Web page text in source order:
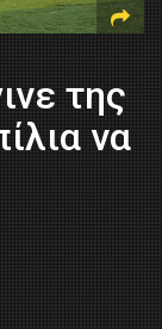
της
να